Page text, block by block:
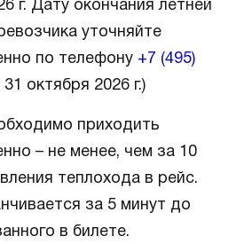
г. Дату окончания летней
уточняйте
по телефону +7 (495)
октября 2026 г.)
приходить
– не менее, чем за 10
теплохода в рейс.
за 5 минут до
в билете.